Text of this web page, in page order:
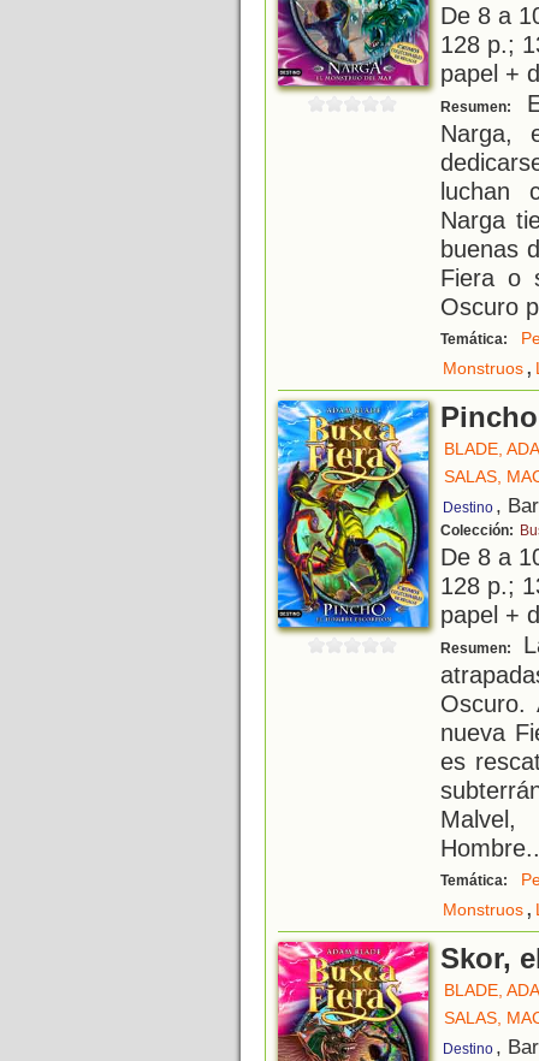
De 8 a
128 p.;
papel +
Resumen:
Narga,
luchan
Narga
buenas
Fiera o
Oscuro
Temática:
Monstruos,
BLADE,
SALAS,
Destino ,
Colección:
De 8 a
128 p.;
papel +
Resumen:
nueva
es
Hombre
Temática:
Monstruos,
Skor,
BLADE,
SALAS,
Destino ,